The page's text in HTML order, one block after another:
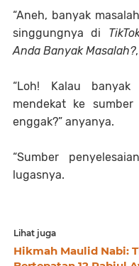
“Aneh, banyak
singgungnya di
Anda Banyak Masalah?
“Loh! Kalau
mendekat ke sumber
enggak?” anyanya.
“Sumber
lugasnya.
Lihat juga
Hikmah Maulid Nabi: